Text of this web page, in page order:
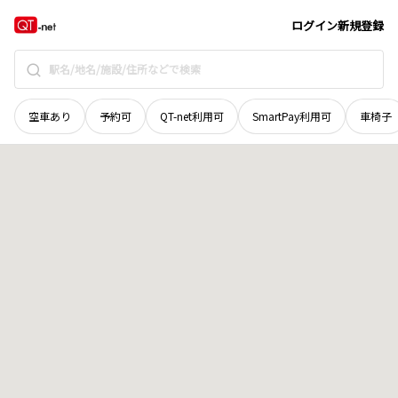
ログイン新規登録
空車あり 予約可 QT-net利用可 SmartPay利用可 車椅子
広島県